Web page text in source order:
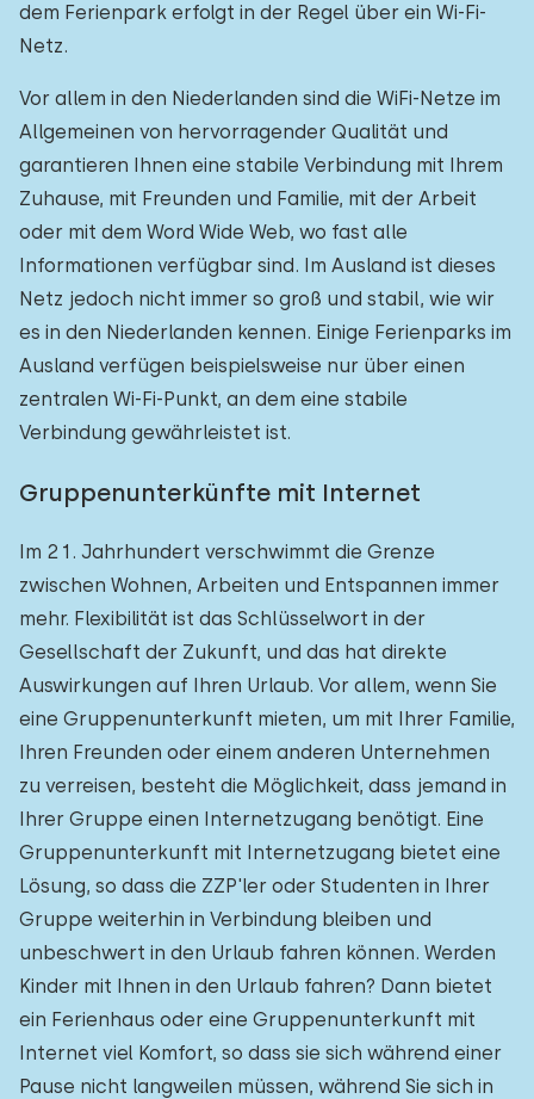
dem Ferienpark erfolgt in der Regel über ein Wi-Fi-
Netz.
Vor allem in den Niederlanden sind die WiFi-Netze im
Allgemeinen von hervorragender Qualität und
garantieren Ihnen eine stabile Verbindung mit Ihrem
Zuhause, mit Freunden und Familie, mit der Arbeit
oder mit dem Word Wide Web, wo fast alle
Informationen verfügbar sind. Im Ausland ist dieses
Netz jedoch nicht immer so groß und stabil, wie wir
es in den Niederlanden kennen. Einige Ferienparks im
Ausland verfügen beispielsweise nur über einen
zentralen Wi-Fi-Punkt, an dem eine stabile
Verbindung gewährleistet ist.
Gruppenunterkünfte mit Internet
Im 21. Jahrhundert verschwimmt die Grenze
zwischen Wohnen, Arbeiten und Entspannen immer
mehr. Flexibilität ist das Schlüsselwort in der
Gesellschaft der Zukunft, und das hat direkte
Auswirkungen auf Ihren Urlaub. Vor allem, wenn Sie
eine Gruppenunterkunft mieten, um mit Ihrer Familie,
Ihren Freunden oder einem anderen Unternehmen
zu verreisen, besteht die Möglichkeit, dass jemand in
Ihrer Gruppe einen Internetzugang benötigt. Eine
Gruppenunterkunft mit Internetzugang bietet eine
Lösung, so dass die ZZP'ler oder Studenten in Ihrer
Gruppe weiterhin in Verbindung bleiben und
unbeschwert in den Urlaub fahren können. Werden
Kinder mit Ihnen in den Urlaub fahren? Dann bietet
ein Ferienhaus oder eine Gruppenunterkunft mit
Internet viel Komfort, so dass sie sich während einer
Pause nicht langweilen müssen, während Sie sich in